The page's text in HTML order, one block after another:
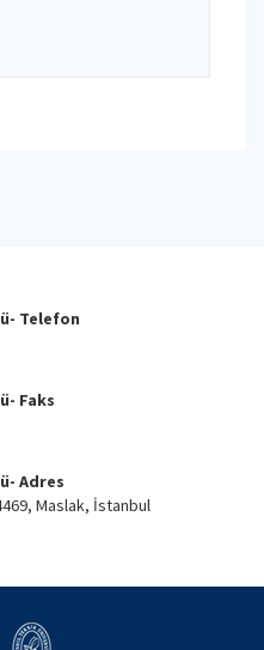
Telefon
Faks
Adres
Maslak, İstanbul